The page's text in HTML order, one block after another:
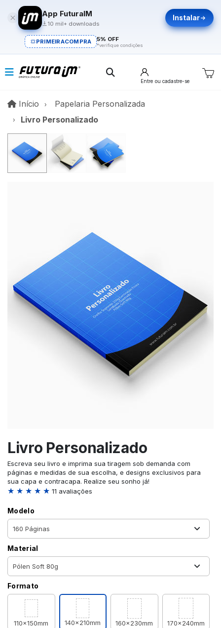
App FuturaIM
10 mil+ downloads
Instalar
PRIMEIRACOMPRA 5% OFF
*verifique condições
Entre ou cadastre-se
Início InícioPapelaria Personalizada
Livro Personalizado
Livro Personalizado
Escreva seu livro e imprima sua tiragem sob demanda com
páginas e medidas de sua escolha, e designs exclusivos para
sua capa e contracapa. Realize seu sonho já!
★ ★ ★ ★ ★ 11 avaliações
Modelo
Material
Formato
110x150mm 140x210mm 160x230mm 170x240mm